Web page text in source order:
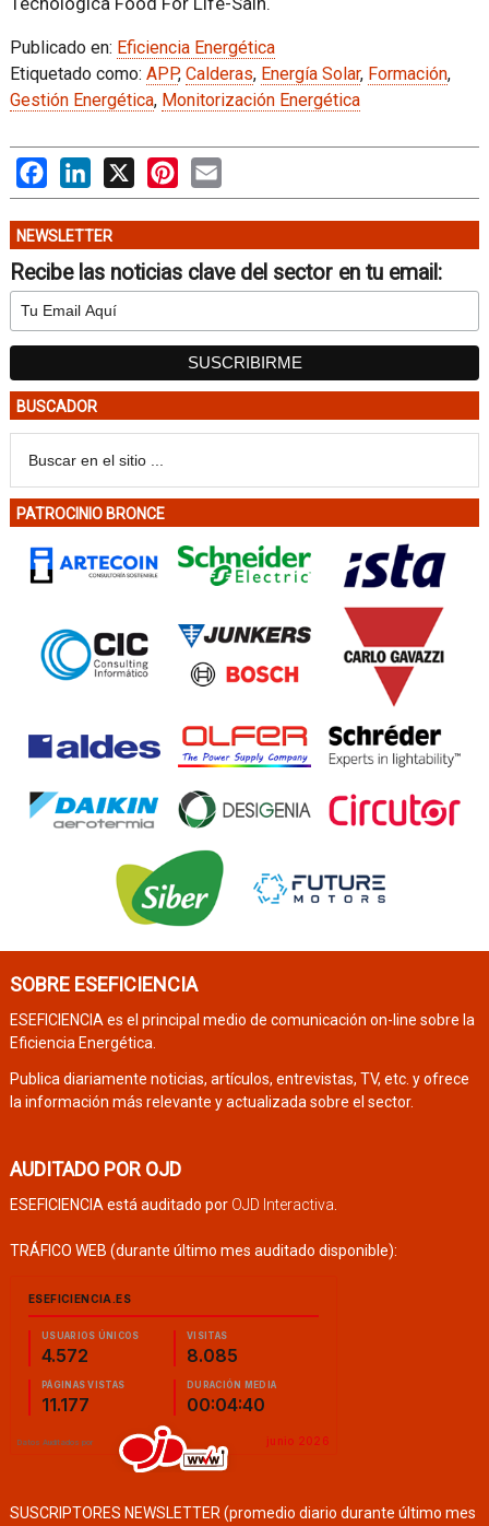
Publicado en: Eficiencia Energética
Etiquetado como: APP, Calderas, Energía Solar, Formación,
Gestión Energética, Monitorización Energética
FacebookLinkedIn
X PinterestEmail
NEWSLETTER
Recibe las noticias clave del sector en tu email:
BUSCADOR
PATROCINIO BRONCE
SOBRE ESEFICIENCIA
ESEFICIENCIA es el principal medio de comunicación on-line sobre la
Eficiencia Energética.
Publica diariamente noticias, artículos, entrevistas, TV, etc. y ofrece
la información más relevante y actualizada sobre el sector.
AUDITADO POR OJD
ESEFICIENCIA está auditado por OJD Interactiva
TRÁFICO WEB (durante último mes auditado disponible):
SUSCRIPTORES NEWSLETTER (promedio diario durante último mes